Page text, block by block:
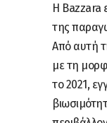
Η Bazzara
της
Από αυτή
με τη
το 2021,